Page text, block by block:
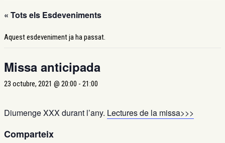
« Tots els Esdeveniments
Aquest esdeveniment ja ha passat.
Missa anticipada
23 octubre, 2021 @ 20:00 - 21:00
Diumenge XXX durant l’any. Lectures de la missa>>>
Comparteix